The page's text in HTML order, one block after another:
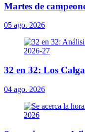
Martes de
05 ago. 2026
32 en 32: Los
04 ago. 2026